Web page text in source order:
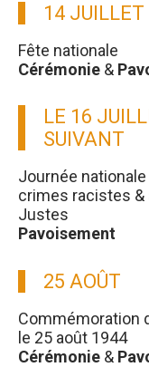
14 JUILLET
Fête nationale
Cérémonie &
LE 16
SUIVANT
Journée
crimes racistes
Justes
Pavoisement
25 AOÛT
Commémoration
le 25 août 1944
Cérémonie &